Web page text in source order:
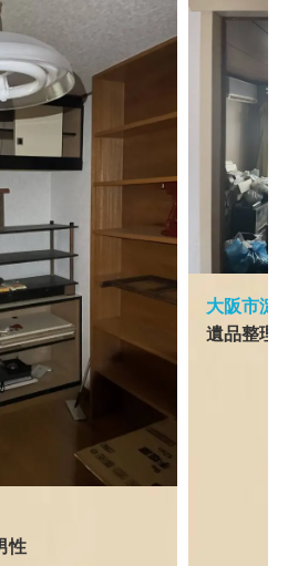
性
大阪市淀
遺品整理